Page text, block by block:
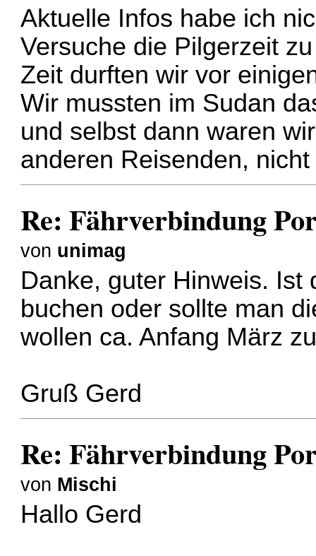
Aktuelle Infos habe ich
Versuche die Pilgerzeit
Zeit durften wir vor
Wir mussten im Sudan
und selbst dann waren
anderen Reisenden,
Re: Fährverbindung
von unimag
Danke, guter Hinweis. Ist
buchen oder sollte man
wollen ca. Anfang März
Gruß Gerd
Re: Fährverbindung
von Mischi
Hallo Gerd